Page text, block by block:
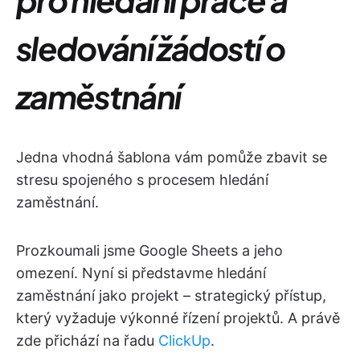
sledování žádostí o
zaměstnání
Jedna vhodná šablona vám pomůže zbavit se
stresu spojeného s procesem hledání
zaměstnání.
Prozkoumali jsme Google Sheets a jeho
omezení. Nyní si představme hledání
zaměstnání jako projekt – strategický přístup,
který vyžaduje výkonné řízení projektů. A právě
zde přichází na řadu ClickUp.